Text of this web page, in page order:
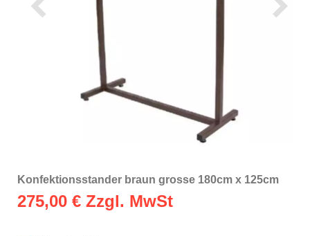
Konfektionsstander braun grosse 180cm x 125cm
275,00 € Zzgl. MwSt